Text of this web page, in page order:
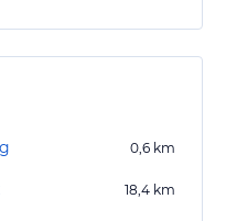
0,6 km
18,4 km